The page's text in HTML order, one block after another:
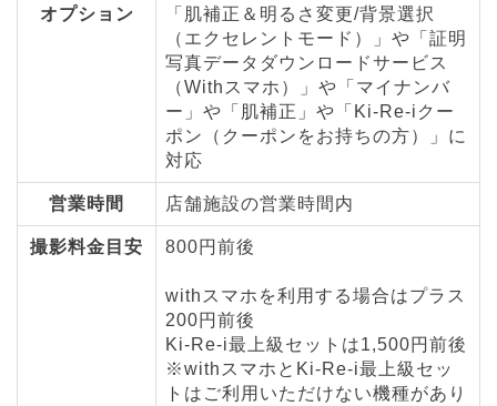
オプション
「肌補正＆明るさ変更/背景選択
（エクセレントモード）」や「証明
写真データダウンロードサービス
（Withスマホ）」や「マイナンバ
ー」や「肌補正」や「Ki-Re-iクー
ポン（クーポンをお持ちの方）」に
対応
営業時間 店舗施設の営業時間内
撮影料金目安 800円前後
withスマホを利用する場合はプラス
200円前後
Ki-Re-i最上級セットは1,500円前後
※withスマホとKi-Re-i最上級セッ
トはご利用いただけない機種があり